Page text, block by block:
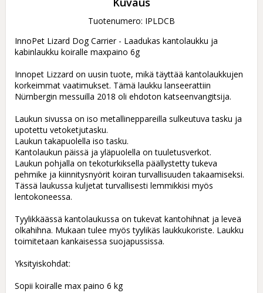
Tuotenumero: IPLDCB
InnoPet Lizard Dog Carrier - Laadukas kantolaukku ja
kabinlaukku koiralle maxpaino 6g
Innopet Lizzard on uusin tuote, mikä täyttää kantolaukkujen
korkeimmat vaatimukset. Tämä laukku lanseerattiin
Nürnbergin messuilla 2018 oli ehdoton katseenvangitsija.
Laukun sivussa on iso metallineppareilla sulkeutuva tasku ja
upotettu vetoketjutasku.
Laukun takapuolella iso tasku.
Kantolaukun päissä ja yläpuolella on tuuletusverkot.
Laukun pohjalla on tekoturkiksella päällystetty tukeva
pehmike ja kiinnitysnyörit koiran turvallisuuden takaamiseksi.
Tässä laukussa kuljetat turvallisesti lemmikkisi myös
lentokoneessa.
Tyylikkäässä kantolaukussa on tukevat kantohihnat ja leveä
olkahihna. Mukaan tulee myös tyylikäs laukkukoriste. Laukku
toimitetaan kankaisessa suojapussissa.
Yksityiskohdat:
Sopii koiralle max paino 6 kg